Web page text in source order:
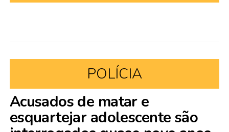
POLÍCIA
Acusados de matar e
esquartejar adolescente são